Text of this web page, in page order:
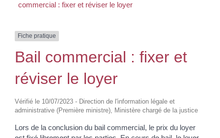
commercial : fixer et réviser le loyer
Fiche pratique
Bail commercial : fixer et
réviser le loyer
Vérifié le 10/07/2023 - Direction de l'information légale et
administrative (Première ministre), Ministère chargé de la justice
Lors de la conclusion du bail commercial, le prix du loyer